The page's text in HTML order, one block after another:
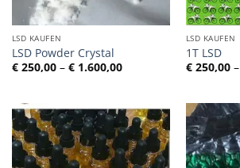
LSD KAUFEN
LSD Powder Crystal
€250,00 – €1.600,00Preisspanne:
€ 250,00
LSD KAUFEN
1T LSD
€250,00 –